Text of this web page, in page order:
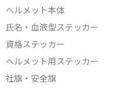
ヘルメット本体
氏名・血液型ステッカー
資格ステッカー
ヘルメット用ステッカー
社旗・安全旗